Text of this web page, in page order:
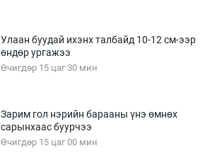
Улаан буудай ихэнх талбайд 10-12 см-ээр
өндөр ургажээ
Өчигдөр 15 цаг 30 мин
Зарим гол нэрийн барааны үнэ өмнөх
сарынхаас буурчээ
Өчигдөр 15 цаг 00 мин